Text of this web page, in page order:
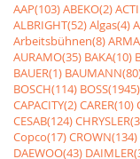
AAP(103)ABEKO(2)
ALBRIGHT(52)Algas(4)
Arbeitsbühnen(8)
AURAMO(35) BAKA(10)
BAUER(1)
BOSCH(114) BOSS(1945)
CAPACITY(2)CARER(10)
CESAB(124)
Copco(17)CROWN(134)
DAEWOO(43)